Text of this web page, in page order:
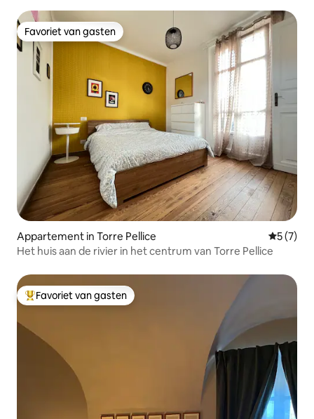
Favoriet van gasten
Favoriet van gasten
Appartement in Torre Pellice
5 (7)
Het huis aan de rivier in het centrum van Torre Pellice
Topfavoriet van gasten
Favoriet van gasten